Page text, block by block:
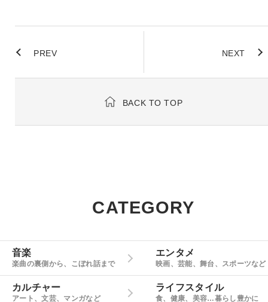
PREV NEXT
BACK TO TOP
CATEGORY
音楽
楽曲の裏側から、こぼれ話まで
エンタメ
映画、芸能、舞台、スポーツなど
カルチャー
アート、文芸、マンガなど
ライフスタイル
食、健康、美容…暮らし豊かに